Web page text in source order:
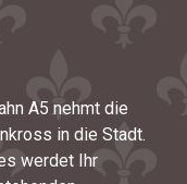
A5 nehmt die
in die Stadt.
werdet Ihr